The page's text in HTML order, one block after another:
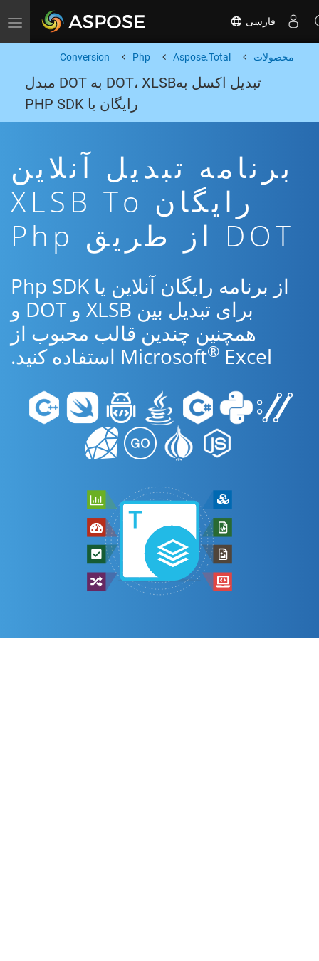
Toggle navigation فارسی
محصولات Aspose.Total
Php
Conversion
تبدیل اکسل بهDOT، XLSB به DOT مبدل
رایگان یا PHP SDK
برنامه تبدیل آنلاین
رایگان XLSB To
DOT از طریق Php
از برنامه رایگان آنلاین یا Php SDK
برای تبدیل بین XLSB و DOT و
همچنین چندین قالب محبوب از
Microsoft® Excel استفاده کنید.